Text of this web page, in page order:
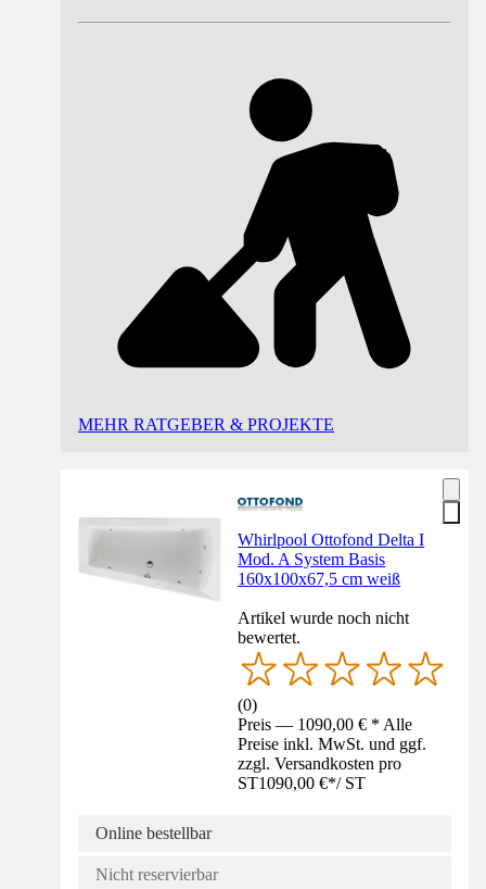
MEHR RATGEBER & PROJEKTE
Whirlpool Ottofond Delta I
Mod. A System Basis
160x100x67,5 cm weiß
Artikel wurde noch nicht
bewertet.
(0)
Preis — 1090,00 € * Alle
Preise inkl. MwSt. und ggf.
zzgl. Versandkosten pro
ST1090,00 €*/ ST
Online bestellbar
Nicht reservierbar